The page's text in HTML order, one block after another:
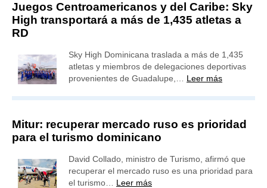
Juegos Centroamericanos y del Caribe: Sky
High transportará a más de 1,435 atletas a
RD
Sky High Dominicana traslada a más de 1,435
atletas y miembros de delegaciones deportivas
provenientes de Guadalupe,… Leer más
Mitur: recuperar mercado ruso es prioridad
para el turismo dominicano
David Collado, ministro de Turismo, afirmó que
recuperar el mercado ruso es una prioridad para
el turismo… Leer más